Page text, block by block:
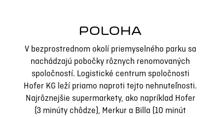
POLOHA
V bezprostrednom okolí priemyselného parku sa
nachádzajú pobočky rôznych renomovaných
spoločností. Logistické centrum spoločnosti
Hofer KG leží priamo naproti tejto nehnuteľnosti.
Najrôznejšie supermarkety, ako napríklad Hofer
(3 minúty chôdze), Merkur a Billa (10 minút